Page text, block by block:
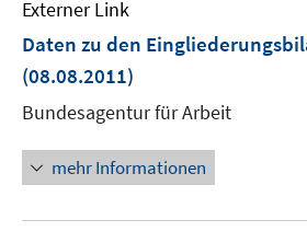
Externer Link
Daten zu den
(08.08.2011)
Bundesagentur für Arbeit
mehr Informationen